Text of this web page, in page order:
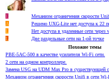
Е Механизм ограничения скорости
A
Решено UXG-Lite нет доступа к 22
L
Нет доступа в удаленные сети
L
Две раздельные сети на 1-ой точке
Похожие темы
PBE-5AC-500 в качестве усилителя Wi-Fi сети.
2 сети на одном контроллере.
Замена USG на UDM Max Pro в существующей
Механизм ограничения скорости Unifi в сети Wi-